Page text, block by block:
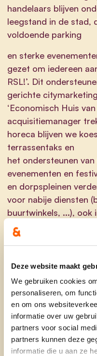
Deze website maakt
We gebruiken cookies
personaliseren, om
en om ons
informatie over uw
partners voor social
partners kunnen deze
informatie die u aan ze
handelaars blijven
leegstand in de stad,
voldoende parking
en sterke
gezet om iedereen
RSL!’. Dit
gerichte citymarketing
‘Economisch Huis van
acquisitiemanager
horeca blijven we
terrassentaks en
het ondersteunen van
evenementen en
en dorpspleinen
voor nabije diensten
buurtwinkels, ...), ook
Kansen voor
We
geven hen verder de
een centraal
digitaal als fysiek.
en investeerders naar
enstartershubs. Een
klimaat houdt